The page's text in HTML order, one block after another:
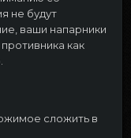
не будут
ваши напарники
как
сложить в